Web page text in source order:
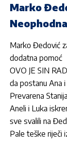
Marko
Marko Đedović
dodatna pomoć
OVO JE SIN
da postanu Ana i
Prevarena
Aneli i Luka
sve svalili na
Pale teške riječi